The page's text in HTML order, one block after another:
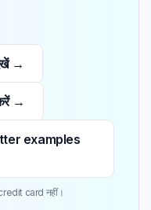
→
→
examples
card नहीं।